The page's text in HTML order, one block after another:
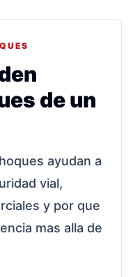
de un
ayudan a
vial,
y por que
mas alla de